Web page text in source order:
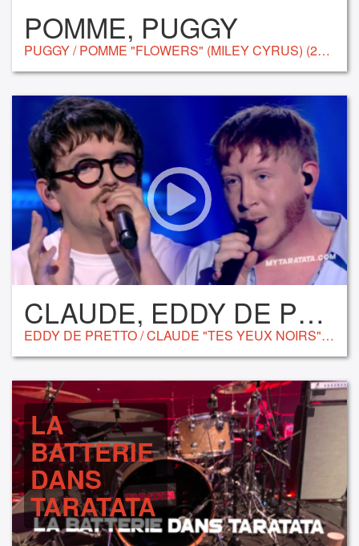
POMME, PUGGY
PUGGY / POMME "FLOWERS" (MILEY CYRUS) (2024)
CLAUDE, EDDY DE PRETTO
EDDY DE PRETTO / CLAUDE "TES YEUX NOIRS" (INDOCHINE) (2024)
LA
BATTERIE
DANS
TARATATA